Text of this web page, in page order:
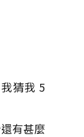
猜我 5
有甚麼